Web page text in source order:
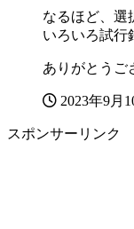
なるほど、選
いろいろ試行
ありがとうご
2023年9月
スポンサーリンク